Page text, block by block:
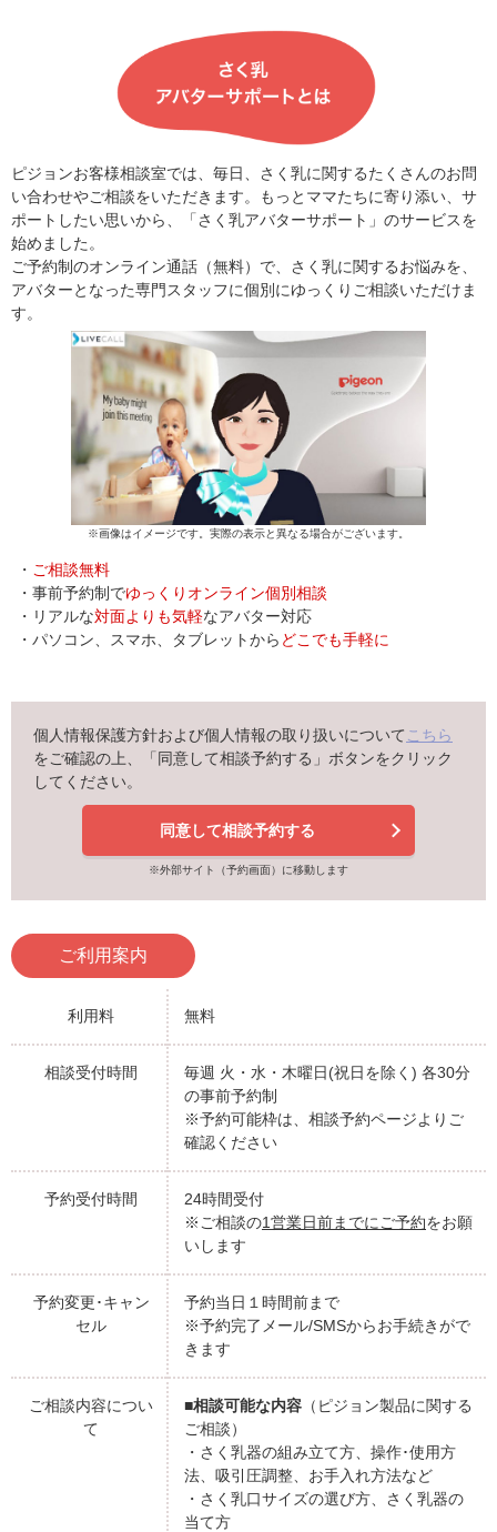
ピジョンお客様相談室では、毎日、さく乳に関するたくさんのお問
い合わせやご相談をいただきます。もっとママたちに寄り添い、サ
ポートしたい思いから、「さく乳アバターサポート」のサービスを
始めました。
ご予約制のオンライン通話（無料）で、さく乳に関するお悩みを、
アバターとなった専門スタッフに個別にゆっくりご相談いただけま
す。
※画像はイメージです。実際の表示と異なる場合がございます。
・ ご相談無料
・事前予約制でゆっくりオンライン個別相談
・リアルな対面よりも気軽なアバター対応
・パソコン、スマホ、タブレットから どこでも手軽に
個人情報保護方針および個人情報の取り扱いについて こちら
をご確認の上、「同意して相談予約する」ボタンをクリック
してください。
同意して相談予約する
※外部サイト（予約画面）に移動します
ご利用案内
利用料 無料
相談受付時間
毎週 火・水・木曜日(祝日を除く) 各30分
の事前予約制
※予約可能枠は、相談予約ページよりご
確認ください
予約受付時間
24時間受付
※ご相談の1営業日前までにご予約をお願
いします
予約変更･キャン
セル
予約当日１時間前まで
※予約完了メール/SMSからお手続きがで
きます
ご相談内容につい
て
■相談可能な内容 （ピジョン製品に関する
ご相談）
・さく乳器の組み立て方、操作･使用方
法、吸引圧調整、お手入れ方法など
・さく乳口サイズの選び方、さく乳器の
当て方